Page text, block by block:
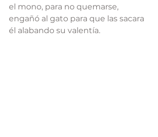
el mono, para no quemarse,
engañó al gato para que las sacara
él alabando su valentía.